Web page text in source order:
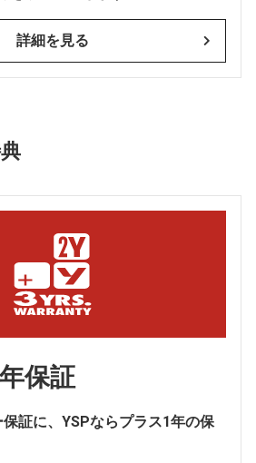
詳細を見る
保証
証に、YSPならプラス1年の保